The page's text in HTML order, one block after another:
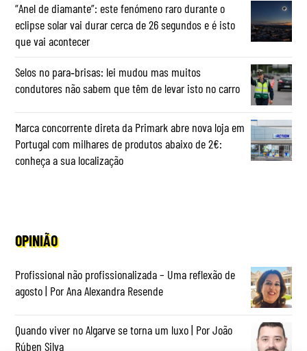
“Anel de diamante”: este fenómeno raro durante o
eclipse solar vai durar cerca de 26 segundos e é isto
que vai acontecer
Selos no para‑brisas: lei mudou mas muitos
condutores não sabem que têm de levar isto no carro
Marca concorrente direta da Primark abre nova loja em
Portugal com milhares de produtos abaixo de 2€:
conheça a sua localização
OPINIÃO
Profissional não profissionalizada – Uma reflexão de
agosto | Por Ana Alexandra Resende
Quando viver no Algarve se torna um luxo | Por João
Rúben Silva